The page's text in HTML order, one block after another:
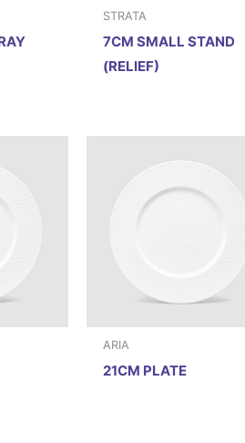
STRATA
7CM SMALL STAND
(RELIEF)
ARIA
21CM PLATE